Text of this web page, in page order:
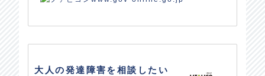
大人の発達障害を相談したい